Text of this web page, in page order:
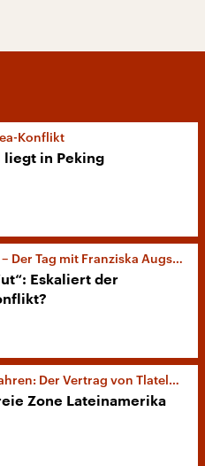
Konflikt
liegt in Peking
Der Tag mit Franziska Augstein
Eskaliert der
Der Vertrag von Tlatelolco
Zone Lateinamerika